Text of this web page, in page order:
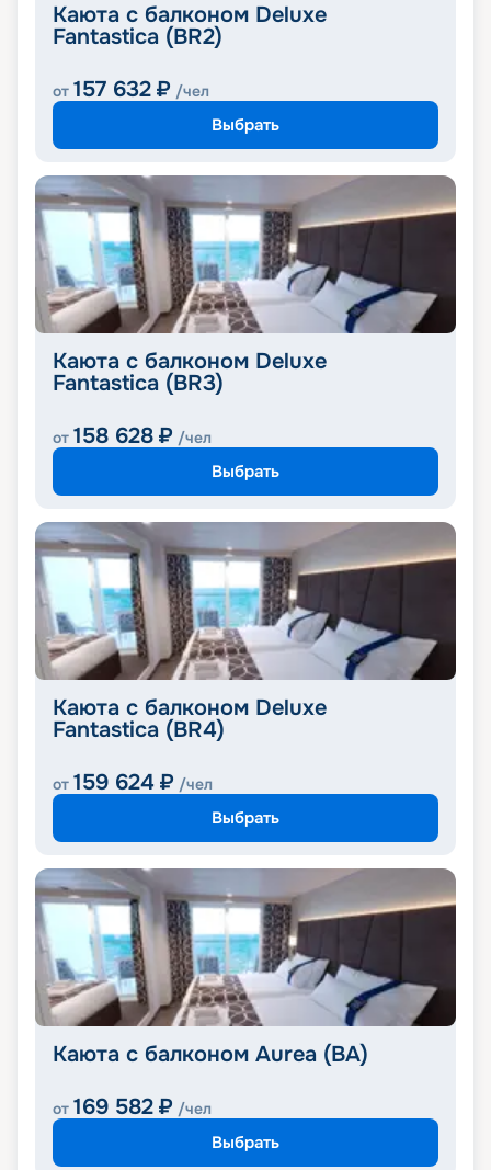
Каюта с балконом Deluxe
Fantastica (BR2)
от 157 632 ₽ /чел
Выбрать
Каюта с балконом Deluxe
Fantastica (BR3)
от 158 628 ₽ /чел
Выбрать
Каюта с балконом Deluxe
Fantastica (BR4)
от 159 624 ₽ /чел
Выбрать
Каюта с балконом Aurea (BA)
от 169 582 ₽ /чел
Выбрать